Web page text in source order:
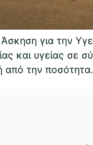
για την
και υγείας σε
από την